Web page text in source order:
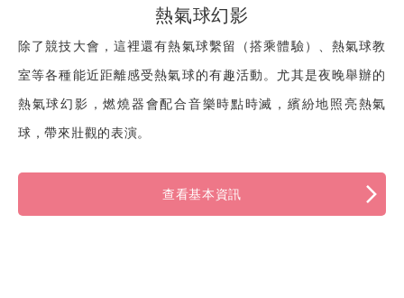
熱氣球幻影
除了競技大會，這裡還有熱氣球繫留（搭乘體驗）、熱氣球教
室等各種能近距離感受熱氣球的有趣活動。尤其是夜晚舉辦的
熱氣球幻影，燃燒器會配合音樂時點時滅，繽紛地照亮熱氣
球，帶來壯觀的表演。
查看基本資訊